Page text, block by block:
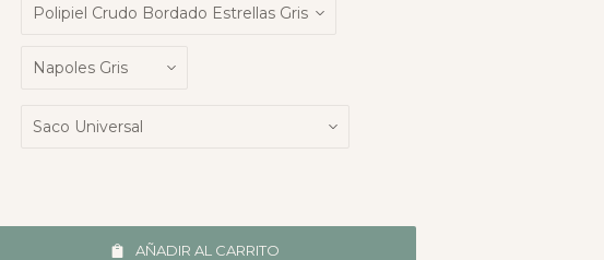
AÑADIR AL CARRITO